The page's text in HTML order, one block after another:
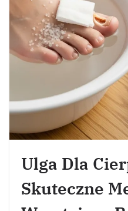
Ulga Dla
Skuteczne